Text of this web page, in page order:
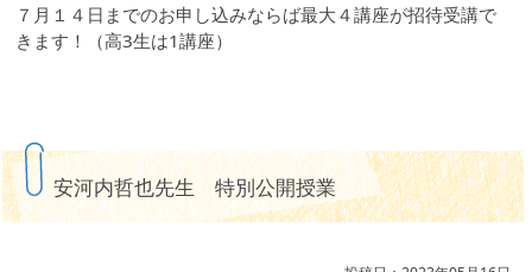
７月１４日までのお申し込みならば最大４講座が招待受講で
きます！（高3生は1講座）
安河内哲也先生 特別公開授業